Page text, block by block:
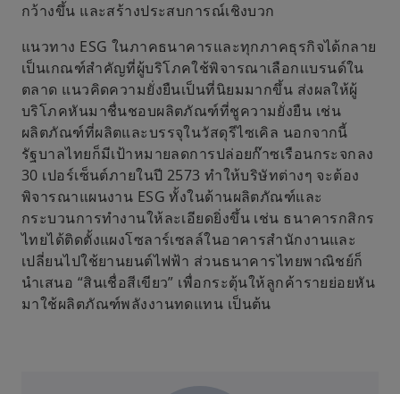
กว้างขึ้น และสร้างประสบการณ์เชิงบวก
แนวทาง ESG ในภาคธนาคารและทุกภาคธุรกิจได้กลาย
เป็นเกณฑ์สำคัญที่ผู้บริโภคใช้พิจารณาเลือกแบรนด์ใน
ตลาด แนวคิดความยั่งยืนเป็นที่นิยมมากขึ้น ส่งผลให้ผู้
บริโภคหันมาชื่นชอบผลิตภัณฑ์ที่ชูความยั่งยืน เช่น
ผลิตภัณฑ์ที่ผลิตและบรรจุในวัสดุรีไซเคิล นอกจากนี้
รัฐบาลไทยก็มีเป้าหมายลดการปล่อยก๊าซเรือนกระจกลง
30 เปอร์เซ็นต์ภายในปี 2573 ทำให้บริษัทต่างๆ จะต้อง
พิจารณาแผนงาน ESG ทั้งในด้านผลิตภัณฑ์และ
กระบวนการทำงานให้ละเอียดยิ่งขึ้น เช่น ธนาคารกสิกร
ไทยได้ติดตั้งแผงโซลาร์เซลล์ในอาคารสำนักงานและ
เปลี่ยนไปใช้ยานยนต์ไฟฟ้า ส่วนธนาคารไทยพาณิชย์ก็
นำเสนอ “สินเชื่อสีเขียว” เพื่อกระตุ้นให้ลูกค้ารายย่อยหัน
มาใช้ผลิตภัณฑ์พลังงานทดแทน เป็นต้น